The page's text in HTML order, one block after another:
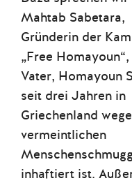
Mahtab Sabetara,
Gründerin der
„Free
Vater, Homayoun
seit drei Jahren in
Griechenland
vermeintlichen
inhaftiert ist.